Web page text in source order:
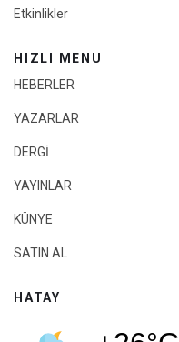
Etkinlikler
HIZLI MENU
HEBERLER
YAZARLAR
DERGİ
YAYINLAR
KÜNYE
SATIN AL
HATAY